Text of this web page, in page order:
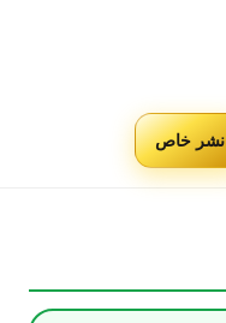
نشر خاص